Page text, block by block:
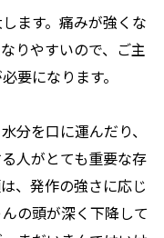
ます。痛みが強くな
りやすいので、ご主
要になります。
分を口に運んだり、
人がとても重要な存
、発作の強さに応じ
の頭が深く下降して